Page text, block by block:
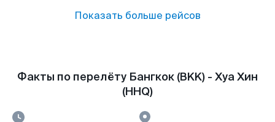
Показать больше рейсов
Факты по перелёту Бангкок (BKK) - Хуа Хин
(HHQ)